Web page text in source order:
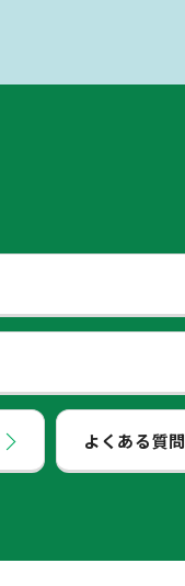
よくある質問